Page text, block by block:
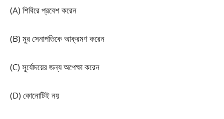
(A) শিবিরে প্রবেশ করেন
(B) মুর সেনাপতিকে আক্রমণ করেন
(C) সূর্যোদয়ের জন্য অপেক্ষা করেন
(D) কোনোটিই নয়